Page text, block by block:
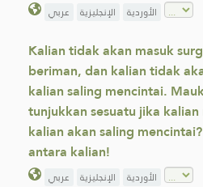
عربي الإنجليزية الأوردية
Kalian tidak akan masuk
beriman, dan kalian tidak
kalian saling mencintai.
tunjukkan sesuatu jika
kalian akan saling
antara kalian!
عربي الإنجليزية الأوردية